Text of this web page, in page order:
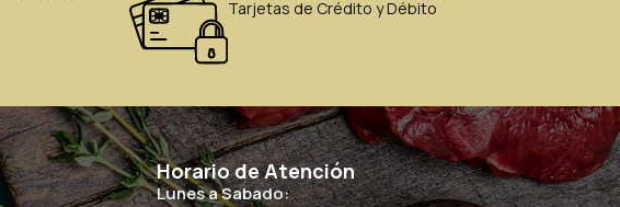
Tarjetas de Crédito y Débito
Horario de Atención
Lunes a Sabado: